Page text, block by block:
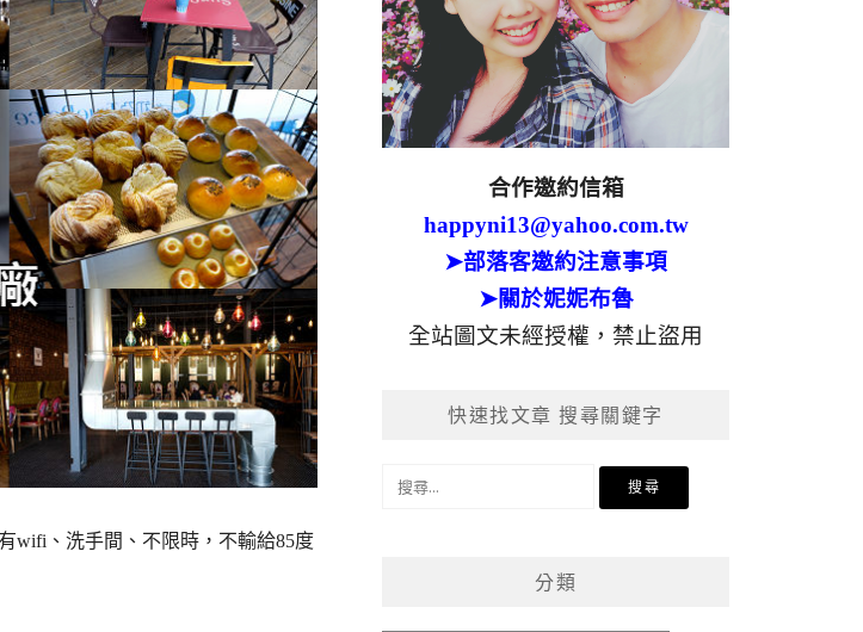
wifi、洗手間、不限時，不輸給85度
合作邀約信箱
happyni13@yahoo.com.tw
➤部落客邀約注意事項
➤關於妮妮布魯
全站圖文未經授權，禁止盜用
快速找文章 搜尋關鍵字
分類